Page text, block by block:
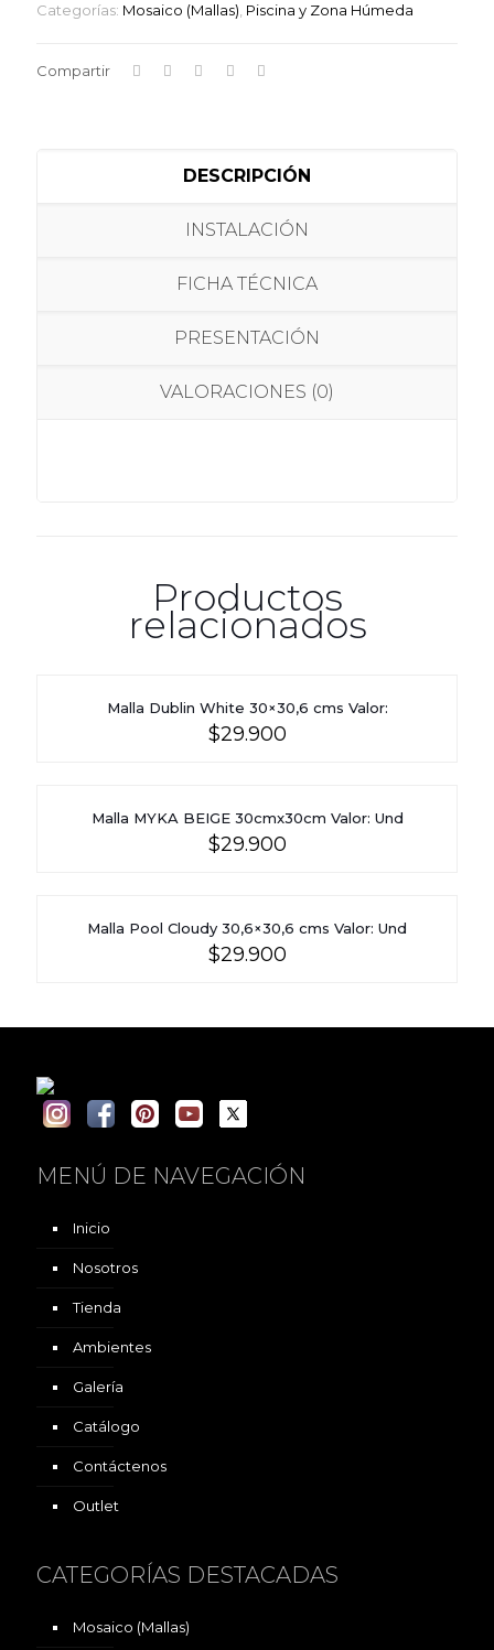
Categorías: Mosaico (Mallas) Piscina y Zona Húmeda
Compartir
DESCRIPCIÓN
INSTALACIÓN
FICHA TÉCNICA
PRESENTACIÓN
VALORACIONES (0)
Productos
relacionados
Malla Dublin White 30×30,6 cms Valor:
$29.900
Malla MYKA BEIGE 30cmx30cm Valor: Und
$29.900
Malla Pool Cloudy 30,6×30,6 cms Valor: Und
$29.900
MENÚ DE NAVEGACIÓN
Inicio
Nosotros
Tienda
Ambientes
Galería
Catálogo
Contáctenos
Outlet
CATEGORÍAS DESTACADAS
Mosaico (Mallas)